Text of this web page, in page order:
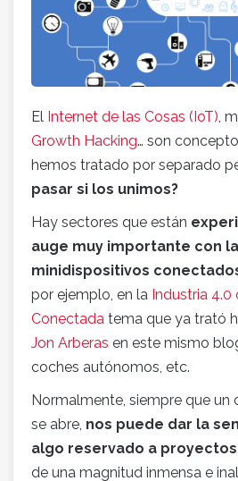
El Internet de las Cosas (IoT),
Growth Hacking… son
hemos tratado por separado
pasar si los unimos?
Hay sectores que están
auge muy importante con
minidispositivos
por ejemplo, en la Industria 4.0
Conectada tema que ya trató
Jon Arberas en este mismo
coches autónomos, etc.
Normalmente, siempre que
se abre, nos puede dar la
algo reservado a
de una magnitud inmensa e